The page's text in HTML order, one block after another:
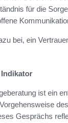
für die
bei, ein
Indikator
ist ein
Gesprächs